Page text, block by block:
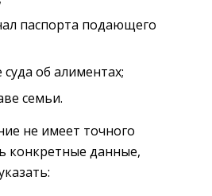
паспорта подающего
об алиментах;
семьи.
не имеет точного
конкретные данные,